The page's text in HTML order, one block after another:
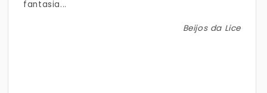
fantasia...
Beijos da Lice